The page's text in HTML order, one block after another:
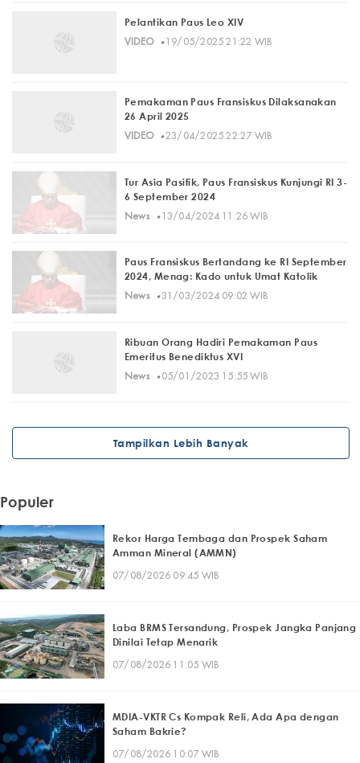
Pelantikan Paus Leo XIV
VIDEO· 19/05/2025 21:22 WIB
Pemakaman Paus Fransiskus Dilaksanakan
26 April 2025
VIDEO· 23/04/2025 22:27 WIB
Tur Asia Pasifik, Paus Fransiskus Kunjungi RI 3-
6 September 2024
News· 13/04/2024 11:26 WIB
Paus Fransiskus Bertandang ke RI September
2024, Menag: Kado untuk Umat Katolik
News· 31/03/2024 09:02 WIB
Ribuan Orang Hadiri Pemakaman Paus
Emeritus Benediktus XVI
News· 05/01/2023 15:55 WIB
Tampilkan Lebih Banyak
Populer
Rekor Harga Tembaga dan Prospek Saham
Amman Mineral (AMMN)
07/08/2026 09:45 WIB
Laba BRMS Tersandung, Prospek Jangka Panjang
Dinilai Tetap Menarik
07/08/2026 11:05 WIB
MDIA-VKTR Cs Kompak Reli, Ada Apa dengan
Saham Bakrie?
07/08/2026 10:07 WIB